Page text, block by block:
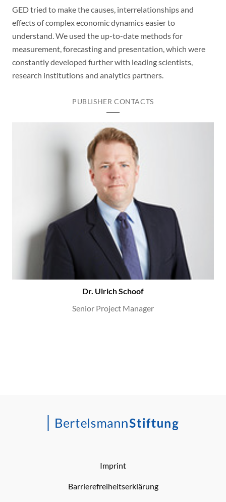
GED tried to make the causes, interrelationships and
effects of complex economic dynamics easier to
understand. We used the up-to-date methods for
measurement, forecasting and presentation, which were
constantly developed further with leading scientists,
research institutions and analytics partners.
PUBLISHER CONTACTS
Dr. Ulrich Schoof
Senior Project Manager
Imprint
Barrierefreiheitserklärung